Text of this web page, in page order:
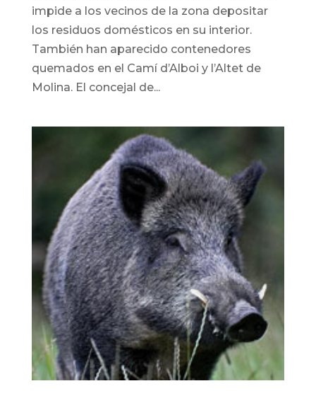
impide a los vecinos de la zona depositar
los residuos domésticos en su interior.
También han aparecido contenedores
quemados en el Camí d’Alboi y l’Altet de
Molina. El concejal de...